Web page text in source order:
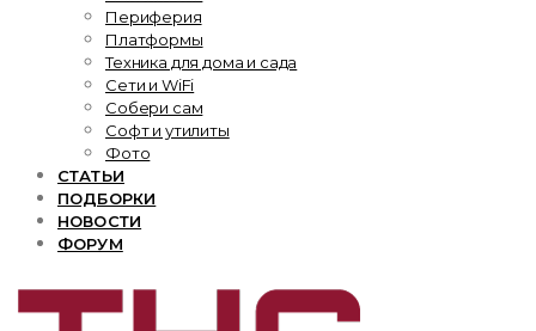
Периферия
Платформы
Техника для дома и сада
Сети и WiFi
Собери сам
Софт и утилиты
Фото
СТАТЬИ
ПОДБОРКИ
НОВОСТИ
ФОРУМ